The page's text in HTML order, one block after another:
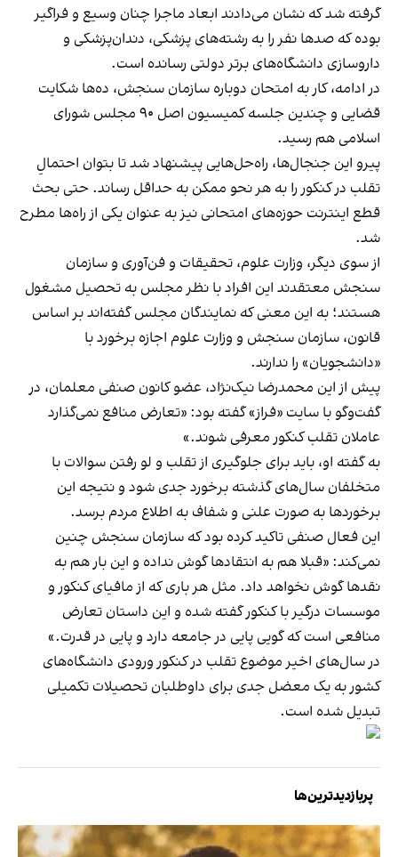
گرفته شد که نشان می‌دادند ابعاد ماجرا چنان وسیع و فراگیر
بوده که صدها نفر را به رشته‌های پزشکی، دندان‌پزشکی و
داروسازی دانشگاه‌های برتر دولتی رسانده است.
در ادامه، کار به امتحان دوباره سازمان سنجش، ده‌ها شکایت
قضایی و چندین جلسه کمیسیون اصل ۹۰ مجلس شورای
اسلامی هم رسید.
پیرو این جنجال‌ها، راه‌حل‌هایی پیشنهاد شد تا بتوان احتمالِ
تقلب در کنکور را به هر نحو ممکن به حداقل رساند. حتی بحث
قطع اینترنت حوزه‌های امتحانی نیز به عنوان یکی از راه‌ها مطرح
شد.
از سوی دیگر، وزارت علوم، تحقیقات و فن‌آوری و سازمان
سنجش معتقدند این افراد با نظر مجلس به تحصیل مشغول
هستند؛ به این معنی که نمایندگان مجلس گفته‌اند بر اساس
قانون، سازمان سنجش و وزارت علوم اجازه برخورد با
«دانشجویان» را ندارند.
پیش از این محمدرضا نیک‌نژاد، عضو کانون صنفی معلمان، در
گفت‌وگو با سایت «فراز» گفته بود: «تعارض منافع نمی‌گذارد
عاملان تقلب کنکور معرفی شوند.»
به گفته او، باید برای جلوگیری از تقلب و لو رفتن سوالات با
متخلفان سال‌های گذشته برخورد جدی شود و نتیجه این
برخوردها به صورت علنی و شفاف به اطلاع مردم برسد.
این فعال صنفی تاکید کرده بود که سازمان سنجش چنین
نمی‌کند: «قبلا هم به انتقادها گوش نداده و این بار هم به
نقدها گوش نخواهد داد. مثل هر باری که از مافیای کنکور و
موسسات درگیر با کنکور گفته شده و این داستان تعارض
منافعی است که گویی پایی در جامعه دارد و پایی در قدرت.»
در سال‌های اخیر موضوع تقلب در کنکور ورودی دانشگاه‌های
کشور به یک معضل جدی برای داوطلبان تحصیلات تکمیلی
تبدیل شده است.
پربازدیدترین‌ها